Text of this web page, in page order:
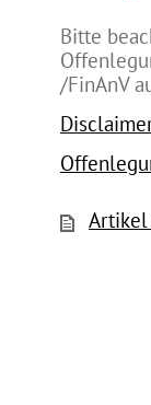
Bitte
/FinAnV
Artikel